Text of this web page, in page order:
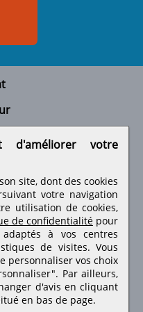
réseaux sociaux
d'améliorer votre
site, dont des cookies
votre navigation
utilisation de cookies,
de confidentialité pour
à vos centres
de visites.Vous
personnaliser vos choix
Par ailleurs,
d'avis en cliquant
en bas de page.